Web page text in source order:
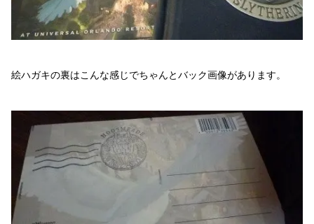
絵ハガキの裏はこんな感じでちゃんとバック画像があります。